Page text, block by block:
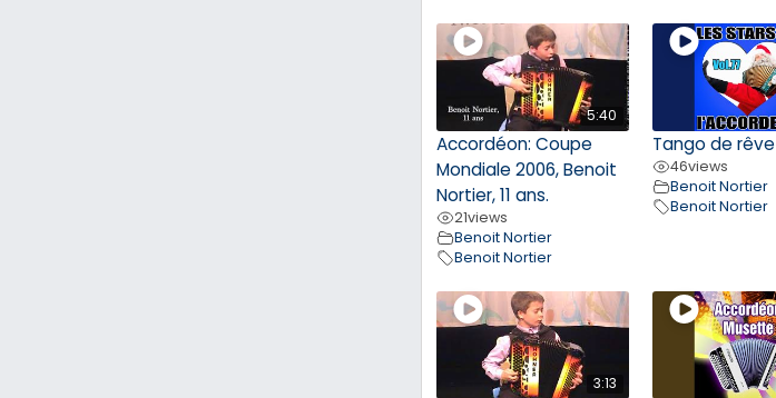
5:40
Accordéon: Coupe
Mondiale 2006, Benoit
Nortier, 11 ans.
21views
Benoit Nortier
Benoit Nortier
Tango de rêve
46views
Benoit Nortier
Benoit Nortier
3:13